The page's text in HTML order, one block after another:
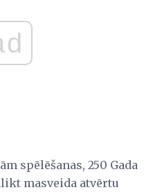
spēlēšanas, 250 Gada
masveida atvērtu